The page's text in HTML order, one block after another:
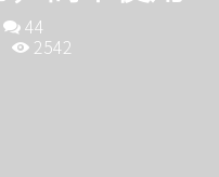
44
2542